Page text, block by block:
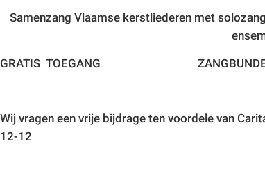
Samenzang Vlaamse kerstliederen met
GRATIS TOEGANG ZANGBUNDEL
Wij vragen een vrije bijdrage ten voordele van
12-12